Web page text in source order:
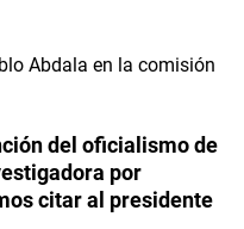
del oficialismo de
por
citar al presidente